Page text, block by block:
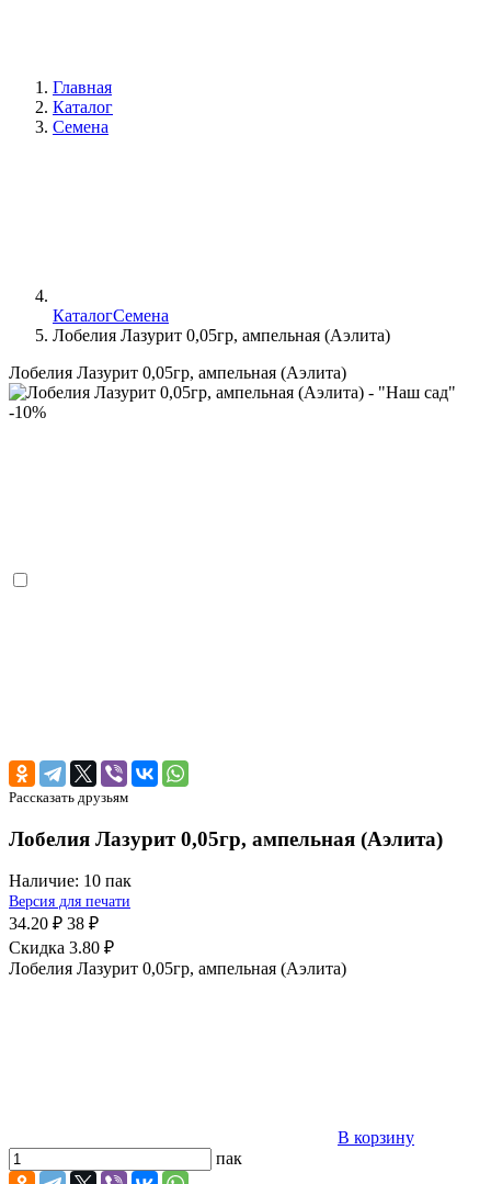
Главная
Каталог
Семена
КаталогСемена
Лобелия Лазурит 0,05гр, ампельная (Аэлита)
Лобелия Лазурит 0,05гр, ампельная (Аэлита)
-10%
Рассказать друзьям
Лобелия Лазурит 0,05гр, ампельная (Аэлита)
Наличие: 10 пак
Версия для печати
34.20 ₽ 38 ₽
Скидка 3.80 ₽
Лобелия Лазурит 0,05гр, ампельная (Аэлита)
В корзину
пак